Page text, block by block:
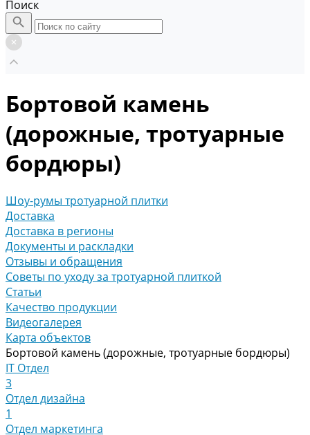
Поиск
Бортовой камень
(дорожные, тротуарные
бордюры)
Шоу-румы тротуарной плитки
Доставка
Доставка в регионы
Документы и раскладки
Отзывы и обращения
Советы по уходу за тротуарной плиткой
Статьи
Качество продукции
Видеогалерея
Карта объектов
Бортовой камень (дорожные, тротуарные бордюры)
IT Отдел
3
Отдел дизайна
1
Отдел маркетинга